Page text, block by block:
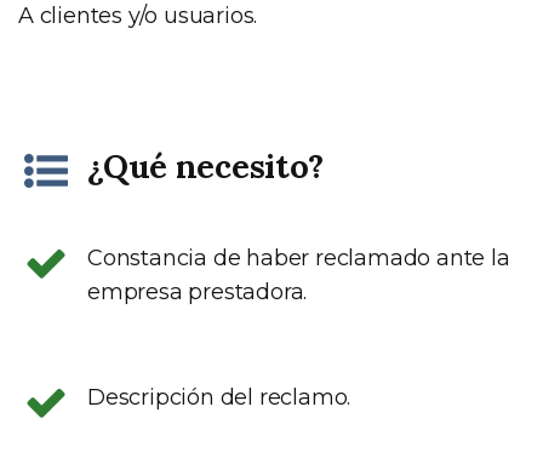
A clientes y/o usuarios.
¿Qué necesito?
Constancia de haber reclamado ante la
empresa prestadora.
Descripción del reclamo.